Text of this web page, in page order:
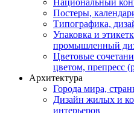
Постеры,
Типографика,
Упаковка и
промышленный
Цветовые
цветом, препресс
Архитектура
Города мира,
Дизайн жилых и
интерьеров